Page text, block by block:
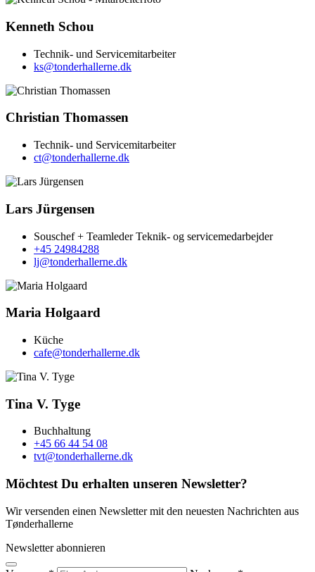
Kenneth Schou
Technik- und Servicemitarbeiter
ks@tonderhallerne.dk
Christian Thomassen
Technik- und Servicemitarbeiter
ct@tonderhallerne.dk
Lars Jürgensen
Souschef + Teamleder Teknik- og servicemedarbejder
+45 24984288
lj@tonderhallerne.dk
Maria Holgaard
Küche
cafe@tonderhallerne.dk
Tina V. Tyge
Buchhaltung
+45 66 44 54 08
tvt@tonderhallerne.dk
Möchtest Du erhalten unseren Newsletter?
Wir versenden einen Newsletter mit den neuesten Nachrichten aus
Tønderhallerne
Newsletter abonnieren